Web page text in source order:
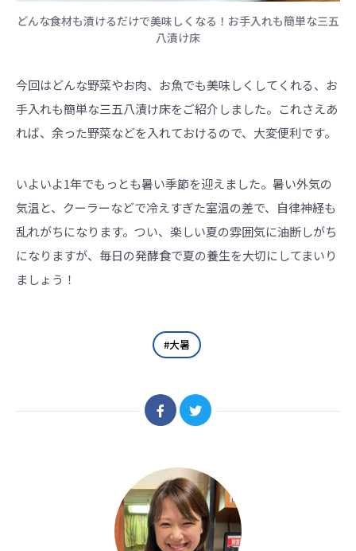
どんな食材も漬けるだけで美味しくなる！お手入れも簡単な三五
八漬け床
今回はどんな野菜やお肉、お魚でも美味しくしてくれる、お
手入れも簡単な三五八漬け床をご紹介しました。これさえあ
れば、余った野菜などを入れておけるので、大変便利です。
いよいよ1年でもっとも暑い季節を迎えました。暑い外気の
気温と、クーラーなどで冷えすぎた室温の差で、自律神経も
乱れがちになります。つい、楽しい夏の雰囲気に油断しがち
になりますが、毎日の発酵食で夏の養生を大切にしてまいり
ましょう！
大暑